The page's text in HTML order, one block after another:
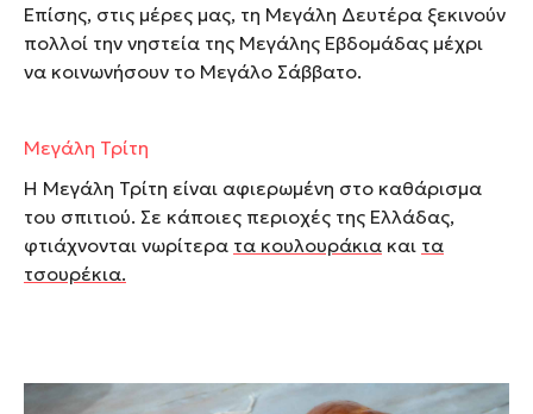
Επίσης, στις μέρες μας, τη Μεγάλη Δευτέρα ξεκινούν
πολλοί την νηστεία της Μεγάλης Εβδομάδας μέχρι
να κοινωνήσουν το Μεγάλο Σάββατο.
Μεγάλη Τρίτη
Η Μεγάλη Τρίτη είναι αφιερωμένη στο καθάρισμα
του σπιτιού. Σε κάποιες περιοχές της Ελλάδας,
φτιάχνονται νωρίτερα τα κουλουράκια και τα
τσουρέκια.